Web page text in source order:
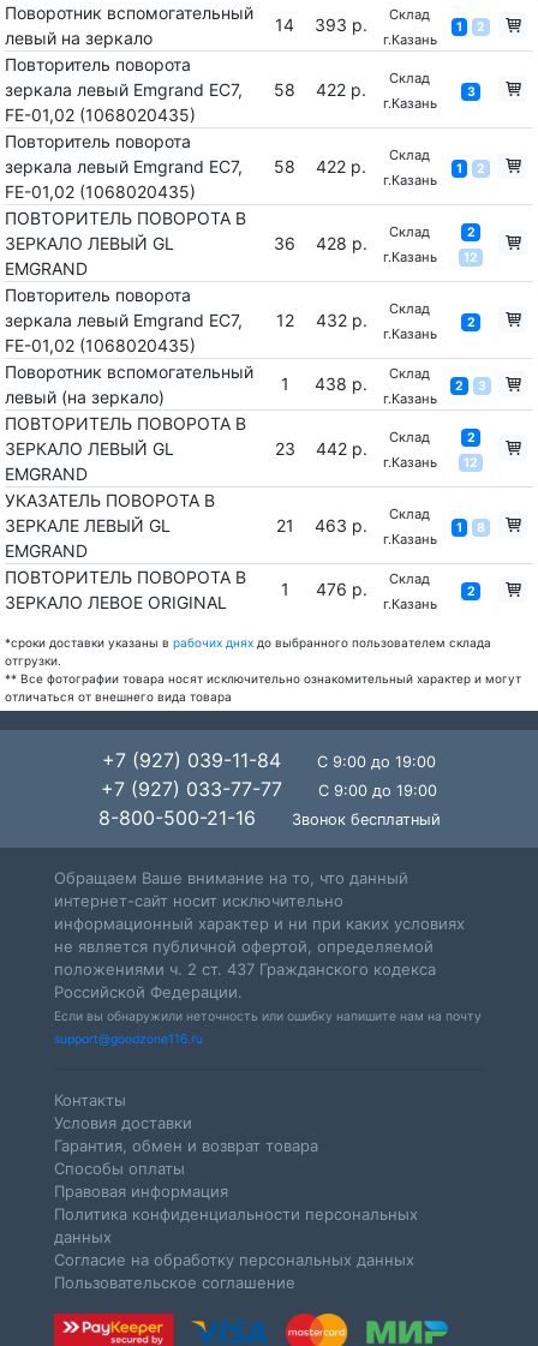
Поворотник вспомогательный
левый на зеркало
14 393 р.
Склад
г.Казань
1 2
Повторитель поворота
зеркала левый Emgrand EC7,
FE-01,02 (1068020435)
58 422 р.
Склад
г.Казань
3
Повторитель поворота
зеркала левый Emgrand EC7,
FE-01,02 (1068020435)
58 422 р.
Склад
г.Казань
1 2
ПОВТОРИТЕЛЬ ПОВОРОТА В
ЗЕРКАЛО ЛЕВЫЙ GL
EMGRAND
36 428 р.
Склад
г.Казань
2
12
Повторитель поворота
зеркала левый Emgrand EC7,
FE-01,02 (1068020435)
12 432 р.
Склад
г.Казань
2
Поворотник вспомогательный
левый (на зеркало)
1 438 р.
Склад
г.Казань
2 3
ПОВТОРИТЕЛЬ ПОВОРОТА В
ЗЕРКАЛО ЛЕВЫЙ GL
EMGRAND
23 442 р.
Склад
г.Казань
2
12
УКАЗАТЕЛЬ ПОВОРОТА В
ЗЕРКАЛЕ ЛЕВЫЙ GL
EMGRAND
21 463 р.
Склад
г.Казань
1 8
ПОВТОРИТЕЛЬ ПОВОРОТА В
ЗЕРКАЛО ЛЕВОЕ ORIGINAL
1 476 р.
Склад
г.Казань
2
*сроки доставки указаны в рабочих днях до выбранного пользователем склада
отгрузки.
** Все фотографии товара носят исключительно ознакомительный характер и могут
отличаться от внешнего вида товара
+7 (927) 039-11-84 С 9:00 до 19:00
+7 (927) 033-77-77 С 9:00 до 19:00
8-800-500-21-16 Звонок бесплатный
Обращаем Ваше внимание на то, что данный
интернет-сайт носит исключительно
информационный характер и ни при каких условиях
не является публичной офертой, определяемой
положениями ч. 2 ст. 437 Гражданского кодекса
Российской Федерации.
Если вы обнаружили неточность или ошибку напишите нам на почту
support@goodzone116.ru
Контакты
Условия доставки
Гарантия, обмен и возврат товара
Способы оплаты
Правовая информация
Политика конфиденциальности персональных
данных
Согласие на обработку персональных данных
Пользовательское соглашение